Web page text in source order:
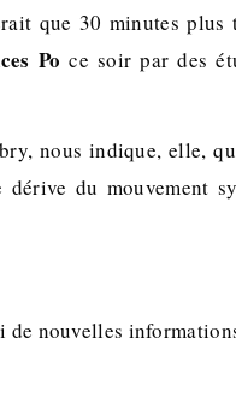
que 30 minutes plus
Po ce soir par des
nous indique, elle,
dérive du mouvement
nouvelles